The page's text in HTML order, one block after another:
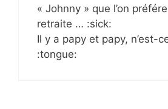
« Johnny » que l’on
retraite … :sick:
Il y a papy et papy, n’est-
:tongue: